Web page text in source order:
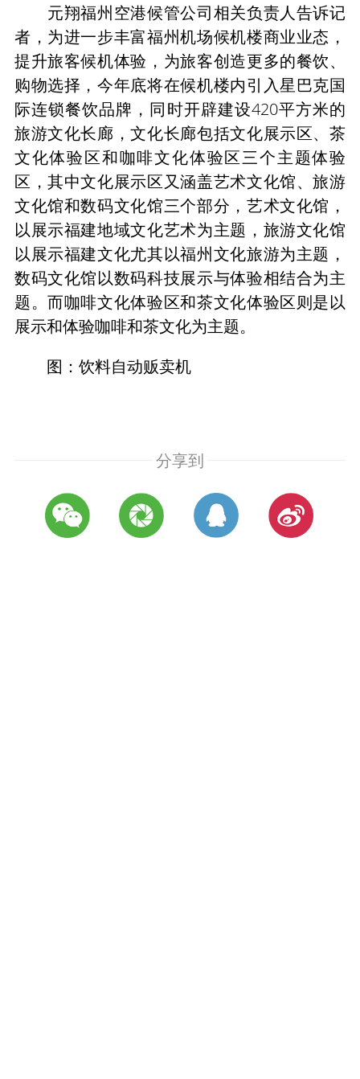
元翔福州空港候管公司相关负责人告诉记
者，为进一步丰富福州机场候机楼商业业态，
提升旅客候机体验，为旅客创造更多的餐饮、
购物选择，今年底将在候机楼内引入星巴克国
际连锁餐饮品牌，同时开辟建设420平方米的
旅游文化长廊，文化长廊包括文化展示区、茶
文化体验区和咖啡文化体验区三个主题体验
区，其中文化展示区又涵盖艺术文化馆、旅游
文化馆和数码文化馆三个部分，艺术文化馆，
以展示福建地域文化艺术为主题，旅游文化馆
以展示福建文化尤其以福州文化旅游为主题，
数码文化馆以数码科技展示与体验相结合为主
题。而咖啡文化体验区和茶文化体验区则是以
展示和体验咖啡和茶文化为主题。
图：饮料自动贩卖机
分享到